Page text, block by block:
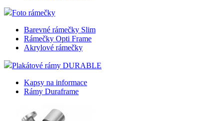
Foto rámečky
Barevné rámečky Slim
Rámečky Opti Frame
Akrylové rámečky
Plakátové rámy DURABLE
Kapsy na informace
Rámy Duraframe